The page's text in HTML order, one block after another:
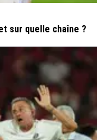
sur Muriqi qui
encore Greif n'a
donc pas a 100%
sur quelle chaîne ?